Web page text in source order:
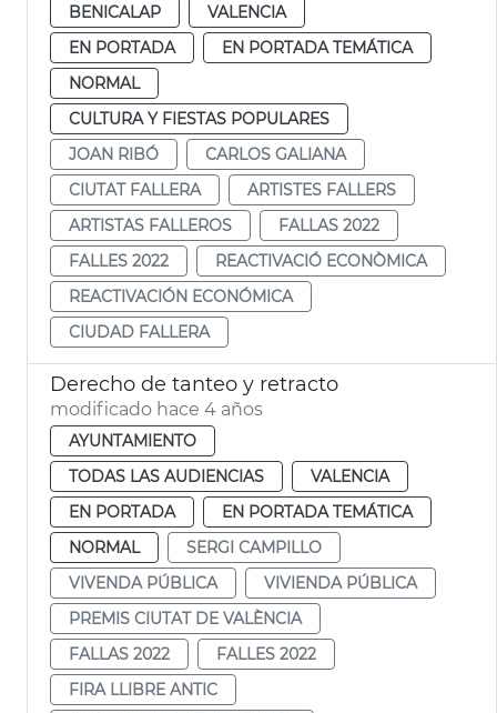
BENICALAP
VALENCIA
EN PORTADA
EN PORTADA TEMÁTICA
NORMAL
CULTURA Y FIESTAS POPULARES
JOAN RIBÓ
CARLOS GALIANA
CIUTAT FALLERA
ARTISTES FALLERS
ARTISTAS FALLEROS
FALLAS 2022
FALLES 2022
REACTIVACIÓ ECONÒMICA
REACTIVACIÓN ECONÓMICA
CIUDAD FALLERA
Derecho de tanteo y retracto
modificado hace 4 años
AYUNTAMIENTO
TODAS LAS AUDIENCIAS
VALENCIA
EN PORTADA
EN PORTADA TEMÁTICA
NORMAL
SERGI CAMPILLO
VIVENDA PÚBLICA
VIVIENDA PÚBLICA
PREMIS CIUTAT DE VALÈNCIA
FALLAS 2022
FALLES 2022
FIRA LLIBRE ANTIC